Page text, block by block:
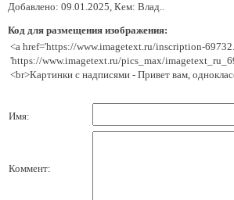
Добавлено: 09.01.2025, Кем: Влад..
Код для размещения изображения:
<a href='https://www.imagetext.ru/inscription-
'https://www.imagetext.ru/pics_max/
<br>Картинки с надписями - Привет вам,
Имя:
Коммент: